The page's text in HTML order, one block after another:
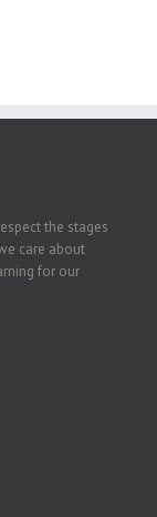
the stages
care about
for our